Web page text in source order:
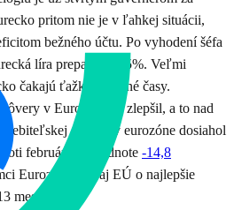
pritom nie je v ľahkej situácii,
bežného účtu. Po vyhodení šéfa
líra prepadla o 15%. Veľmi
čakajú ťažké inflačné časy.
v Eurozóne sa zlepšil, a to nad
dôvery v eurozóne dosiahol
februárovej hodnote -14,8
Eurozóny, ale aj EÚ o najlepšie
mesiacov.